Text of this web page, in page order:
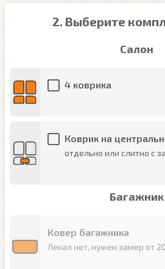
2. Выберите
Салон
4 коврика
Коврик на
отдельно или слитно с
Багажник
Ковер багажника
Лекал нет, нужен замер от